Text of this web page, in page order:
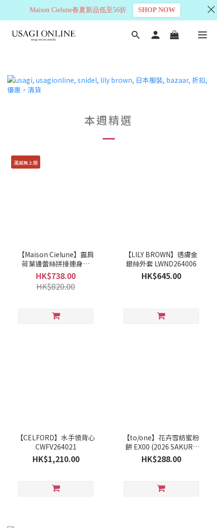
本週精選
滿減無上限
【Maison Cielune】露肩
荷葉邊蕾絲拼接連身裙
MWAM261517
HK$738.00
HK$820.00
【LILY BROWN】透膚金
銀絲外套 LWND264006
HK$645.00
【CELFORD】水手領背心
CWFV264021
HK$1,210.00
【to/one】花卉雪紡蜜粉
餅 EX00 (2026 SAKURA
Collection)
HK$288.00
Maison Cielune春夏新品低至56折 SHOP NOW